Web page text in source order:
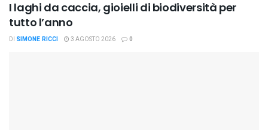
I laghi da caccia, gioielli di biodiversità per
tutto l’anno
DI SIMONE RICCI 3 AGOSTO 2026 0